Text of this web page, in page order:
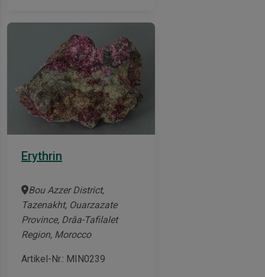
Erythrin
Bou Azzer District,
Tazenakht, Ouarzazate
Province, Drâa-Tafilalet
Region, Morocco
Artikel-Nr.: MIN0239